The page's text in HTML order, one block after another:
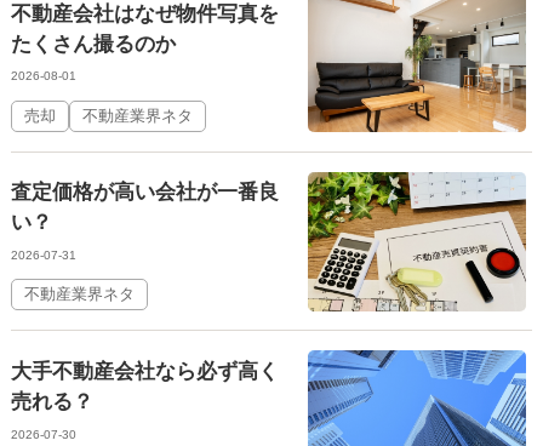
不動産会社はなぜ物件写真を
たくさん撮るのか
2026-08-01
売却 不動産業界ネタ
査定価格が高い会社が一番良
い？
2026-07-31
不動産業界ネタ
大手不動産会社なら必ず高く
売れる？
2026-07-30